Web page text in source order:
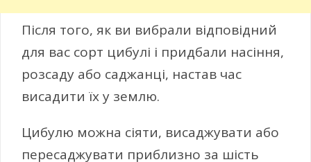
Після того, як ви вибрали відповідний
для вас сорт цибулі і придбали насіння,
розсаду або саджанці, настав час
висадити їх у землю.
Цибулю можна сіяти, висаджувати або
пересаджувати приблизно за шість